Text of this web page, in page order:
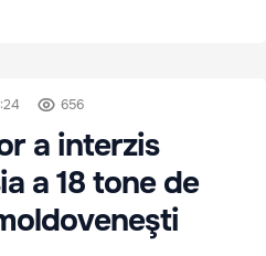
656
a interzis
a 18 tone de